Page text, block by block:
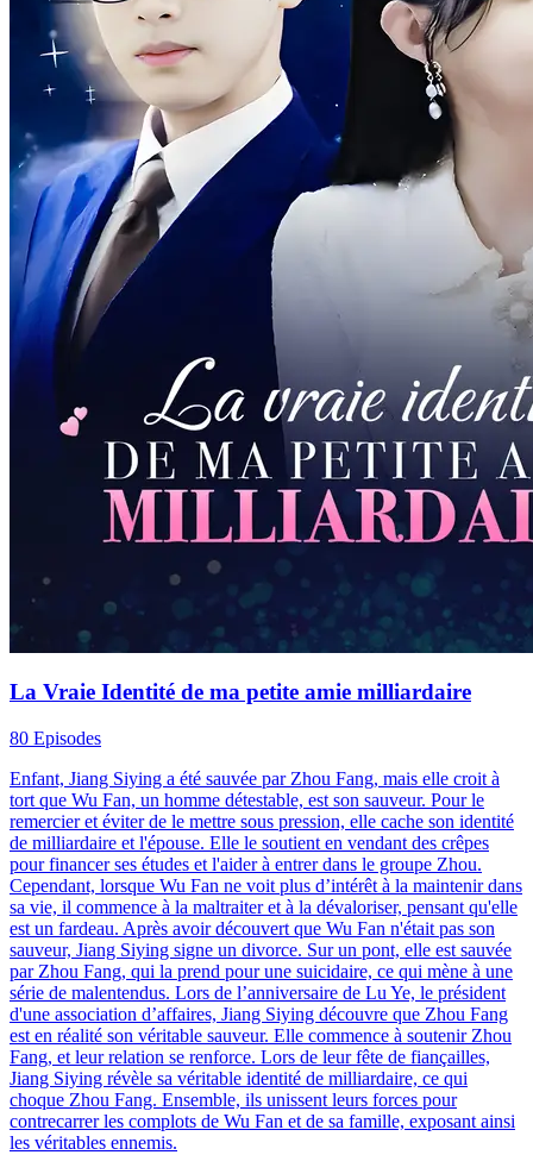
La Vraie Identité de ma petite amie milliardaire
80 Episodes
Enfant, Jiang Siying a été sauvée par Zhou Fang, mais elle croit à
tort que Wu Fan, un homme détestable, est son sauveur. Pour le
remercier et éviter de le mettre sous pression, elle cache son identité
de milliardaire et l'épouse. Elle le soutient en vendant des crêpes
pour financer ses études et l'aider à entrer dans le groupe Zhou.
Cependant, lorsque Wu Fan ne voit plus d’intérêt à la maintenir dans
sa vie, il commence à la maltraiter et à la dévaloriser, pensant qu'elle
est un fardeau. Après avoir découvert que Wu Fan n'était pas son
sauveur, Jiang Siying signe un divorce. Sur un pont, elle est sauvée
par Zhou Fang, qui la prend pour une suicidaire, ce qui mène à une
série de malentendus. Lors de l’anniversaire de Lu Ye, le président
d'une association d’affaires, Jiang Siying découvre que Zhou Fang
est en réalité son véritable sauveur. Elle commence à soutenir Zhou
Fang, et leur relation se renforce. Lors de leur fête de fiançailles,
Jiang Siying révèle sa véritable identité de milliardaire, ce qui
choque Zhou Fang. Ensemble, ils unissent leurs forces pour
contrecarrer les complots de Wu Fan et de sa famille, exposant ainsi
les véritables ennemis.